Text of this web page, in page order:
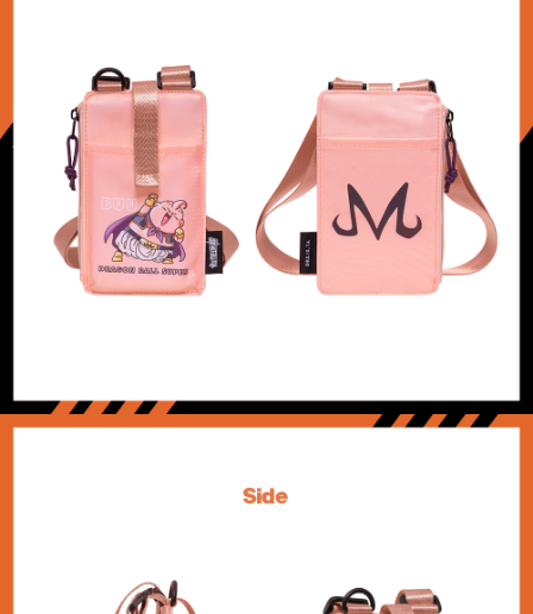
２．關於個人資料處理事宜，請瀏覽以下網址：
https://aftee.tw/terms/#terms3
３．未成年的使用者請事先徵得法定代理人或監護人之同意方可使用
「AFTEE先享後付」，若未經同意申辦者引起之損失，本公司不負相關責
４．使用「AFTEE先享後付」時，將依據個別帳號之用戶狀況，依本公司即
時審查核予不同之上限額度；若仍有額度不足之情形，本公司將視審查結果
請求用戶進行身份認證。
５．嚴禁一人註冊多個帳號或使用他人資訊註冊。若發現惡意使用之情形，
恩沛科技股份有限公司將有權停止該用戶之使用額度並採取法律行動。
每筆NT$80，滿NT$1,000(含以上)免運費
每筆NT$80，滿NT$1,000(含以上)免運費
外島宅配
每筆NT$200
海外宅配 查看運費